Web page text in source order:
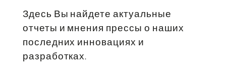
Здесь Вы найдете актуальные
отчеты и мнения прессы о наших
последних инновациях и
разработках.